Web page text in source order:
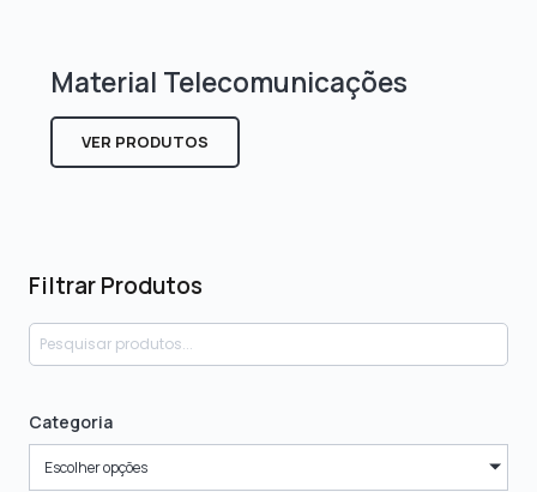
Filtrar Produtos
Categoria
Escolher opções
Material Telecomunicações
VER PRODUTOS